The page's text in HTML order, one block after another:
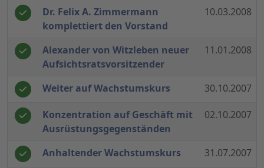
Dr. Felix A. Zimmermann
komplettiert den Vorstand
10.03.2008
Alexander von Witzleben neuer
Aufsichtsratsvorsitzender
11.01.2008
Weiter auf Wachstumskurs 30.10.2007
Konzentration auf Geschäft mit
Ausrüstungsgegenständen
02.10.2007
Anhaltender Wachstumskurs 31.07.2007